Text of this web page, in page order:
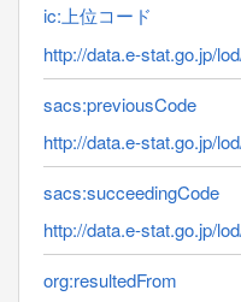
ic:上位コード
http://data.e-stat.go.jp/
sacs:previousCode
http://data.e-stat.go.jp/
sacs:succeedingCode
http://data.e-stat.go.jp/
org:resultedFrom